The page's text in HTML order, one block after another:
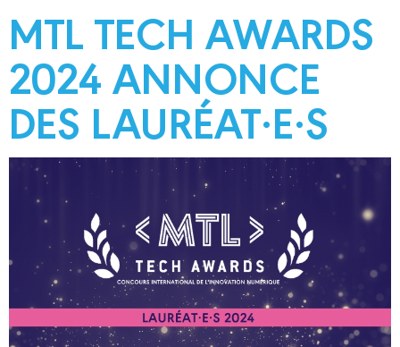
MTL TECH AWARDS
2024 ANNONCE
DES LAURÉAT·E·S